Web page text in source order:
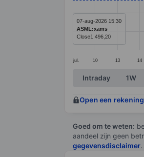
jul. 10 13 14
07-aug-2026 15:30
ASML:xams
Close1.496,20
End of interactive
Intraday 1W
Open een rekening
Goed om te weten:
aandeel zijn geen
gegevensdisclaimer.